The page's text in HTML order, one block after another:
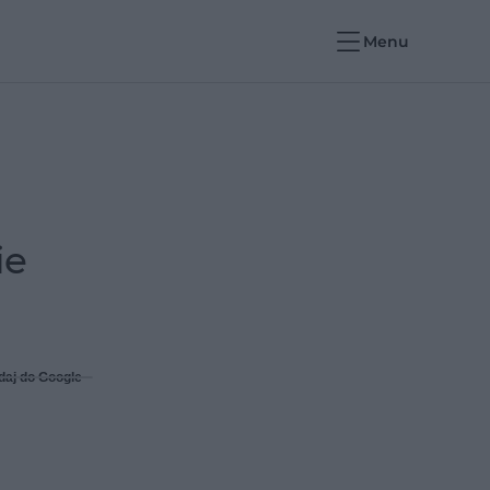
Menu
do Google